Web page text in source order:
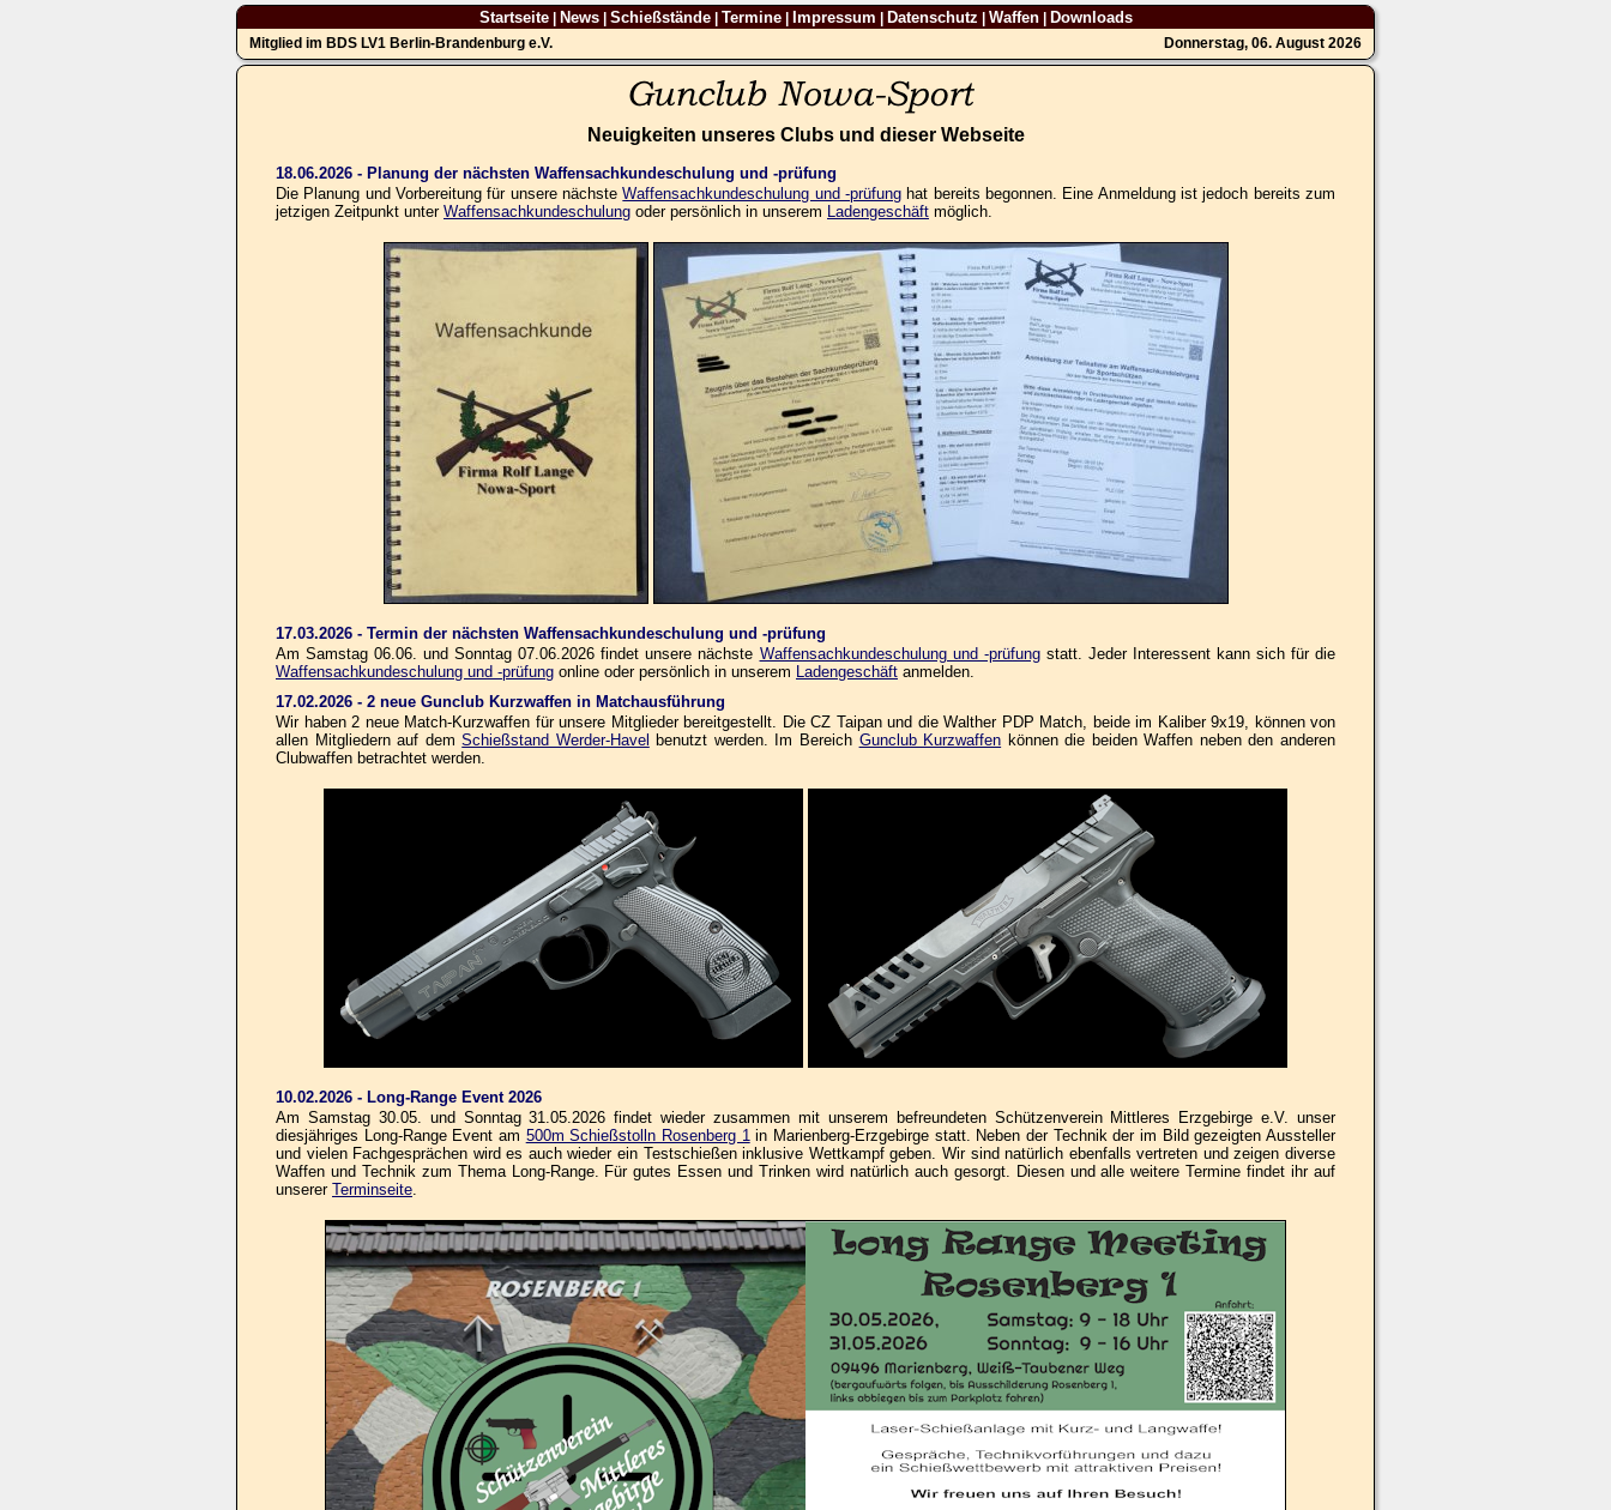
Startseite| News| Schießstände| Termine| Impressum Datenschutz Waffen| Downloads
Mitglied im BDS LV1 Berlin-Brandenburg e.V. Donnerstag, 06. August 2026
Neuigkeiten unseres Clubs und dieser Webseite
18.06.2026 - Planung der nächsten Waffensachkundeschulung und -prüfung
Die Planung und Vorbereitung für unsere nächsteWaffensachkundeschulung und -prüfung hat bereits begonnen. Eine Anmeldung ist jedoch bereits zum
jetzigen Zeitpunkt unter Waffensachkundeschulung oder persönlich in unserem Ladengeschäft möglich.
17.03.2026 - Termin der nächsten Waffensachkundeschulung und -prüfung
Am Samstag 06.06. und Sonntag 07.06.2026 findet unsere nächste Waffensachkundeschulung und -prüfungstatt. Jeder Interessent kann sich für die
Waffensachkundeschulung und -prüfung online oder persönlich in unserem Ladengeschäft anmelden.
17.02.2026 - 2 neue Gunclub Kurzwaffen in Matchausführung
Wir haben 2 neue Match-Kurzwaffen für unsere Mitglieder bereitgestellt. Die CZ Taipan und die Walther PDP Match, beide im Kaliber 9x19, können von
allen Mitgliedern auf demSchießstand Werder-Havel benutzt werden. Im Bereich Gunclub Kurzwaffen können die beiden Waffen neben den anderen
Clubwaffen betrachtet werden.
10.02.2026 - Long-Range Event 2026
Am Samstag 30.05. und Sonntag 31.05.2026 findet wieder zusammen mit unserem befreundeten Schützenverein Mittleres Erzgebirge e.V. unser
diesjähriges Long-Range Event am 500m Schießstolln Rosenberg 1in Marienberg-Erzgebirge statt. Neben der Technik der im Bild gezeigten Aussteller
und vielen Fachgesprächen wird es auch wieder ein Testschießen inklusive Wettkampf geben. Wir sind natürlich ebenfalls vertreten und zeigen diverse
Waffen und Technik zum Thema Long-Range. Für gutes Essen und Trinken wird natürlich auch gesorgt. Diesen und alle weitere Termine findet ihr auf
unserer Terminseite.